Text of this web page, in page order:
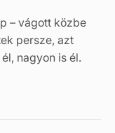
– vágott közbe
persze, azt
nagyon is él.